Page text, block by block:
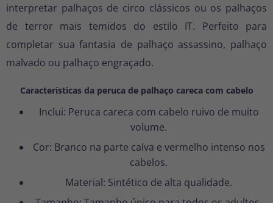
interpretar palhaços de circo clássicos ou os palhaços
de terror mais temidos do estilo IT. Perfeito para
completar sua fantasia de palhaço assassino, palhaço
malvado ou palhaço engraçado.
Características da peruca de palhaço careca com cabelo
Inclui: Peruca careca com cabelo ruivo de muito
volume.
Cor: Branco na parte calva e vermelho intenso nos
cabelos.
Material: Sintético de alta qualidade.